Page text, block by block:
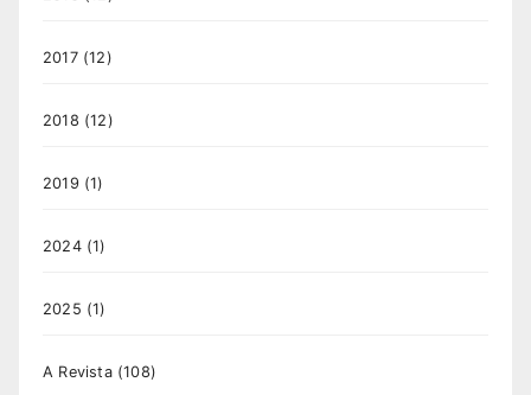
2017(12)
2018 (12)
2019 (1)
2024(1)
2025 (1)
A Revista(108)